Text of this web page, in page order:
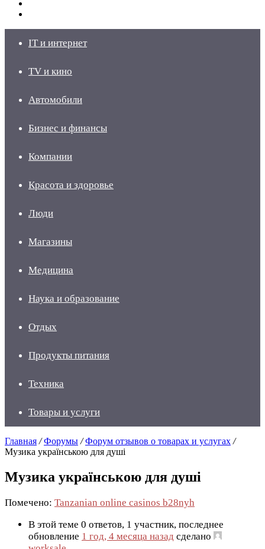
IT и интернет
TV и кино
Автомобили
Бизнес и финансы
Компании
Красота и здоровье
Люди
Магазины
Медицина
Наука и образование
Отдых
Продукты питания
Техника
Товары и услуги
Главная / Форумы / Форум отзывов о товарах и услугах /
Музика українською для душі
Музика українською для душі
Помечено: Tanzanian online casinos b28nyh
В этой теме 0 ответов, 1 участник, последнее
обновление 1 год, 4 месяца назад сделано